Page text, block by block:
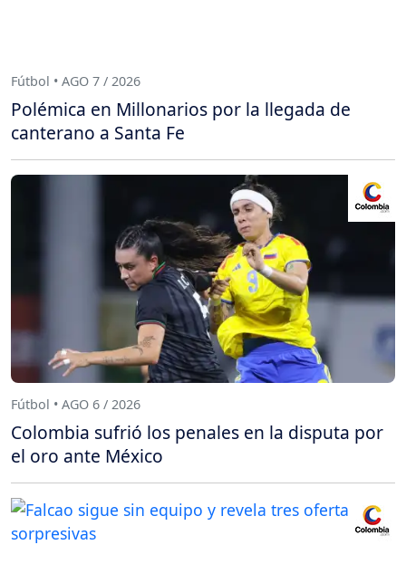
Fútbol • AGO 7 / 2026
Polémica en Millonarios por la llegada de
canterano a Santa Fe
Fútbol • AGO 6 / 2026
Colombia sufrió los penales en la disputa por
el oro ante México